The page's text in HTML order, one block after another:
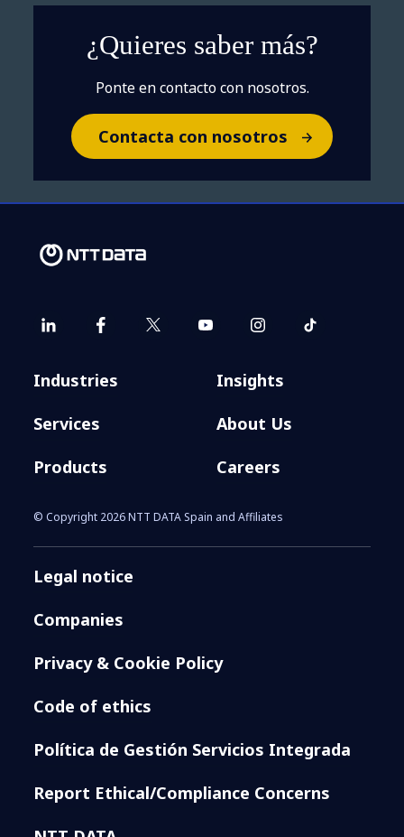
¿Quieres saber más?
Ponte en contacto con nosotros.
Contacta con nosotros
Industries
Services
Products
Insights
About Us
Careers
© Copyright 2026 NTT DATA Spain and Affiliates
Legal notice
Companies
Privacy & Cookie Policy
Code of ethics
Política de Gestión Servicios Integrada
Report Ethical/Compliance Concerns